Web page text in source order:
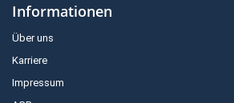
Informationen
Über uns
Karriere
Impressum